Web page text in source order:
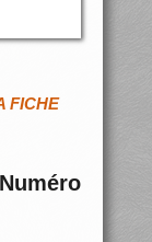
FICHE